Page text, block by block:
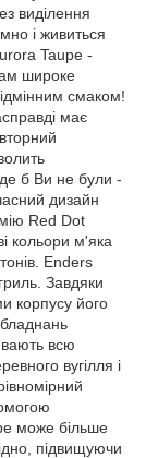
виділення
і живиться
Taupe -
широке
смаком!
має
б Ви не були -
дизайн
Red Dot
кольори м'яка
Enders
Завдяки
корпусу його
всю
вугілля і
може більше
підвищуючи